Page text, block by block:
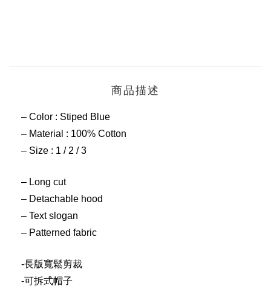
商品描述
– Color : Stiped Blue
– Material : 100% Cotton
– Size : 1 / 2 / 3
– Long cut
– Detachable hood
– Text slogan
– Patterned fabric
-長版寬鬆剪裁
-可拆式帽子